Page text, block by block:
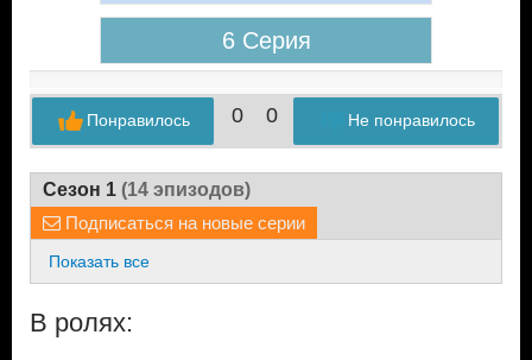
6 Серия
0 0 Не понравилось
Понравилось
Сезон 1 (14 эпизодов)
Подписаться на новые серии
Показать все
В ролях: